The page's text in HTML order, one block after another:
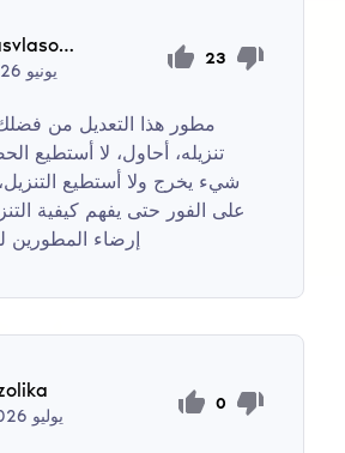
dimasvlasov9326
يونيو
23
مطور هذا التعديل من
تنزيله، أحاول، لا أستطيع
شيء يخرج ولا أستطيع
على الفور حتى يفهم كيفية
إرضاء المطورين
يوليو
0